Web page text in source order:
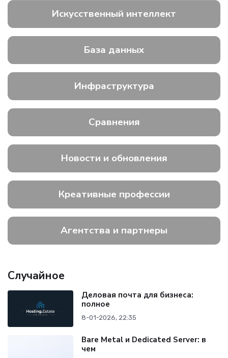
Искусственный интеллект
База данных
Инфраструктура
Сравнения
Новости и обновления
Креативные профессии
Агентства и партнеры
Случайное
Деловая почта для бизнеса:
полное
8-01-2026, 22:35
Bare Metal и Dedicated Server: в
чем